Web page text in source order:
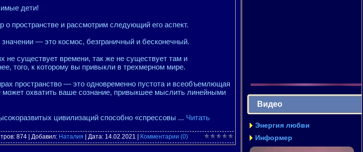
дети!
пространстве и рассмотрим следующий его аспект.
— это космос, безграничный и бесконечный.
не существует времени, так же не существует там и
того, к которому вы привыкли в трехмерном мире.
пространство — это одновременно пустота и всеобъемлющая
может охватить ваше сознание, привыкшее мыслить линейными
цивилизаций способно «спрессовы ... Читать
874 | Добавил: Наталия | Дата: 14.02.2021 Комментарии (0)
Видео
Энергия любви
Информер